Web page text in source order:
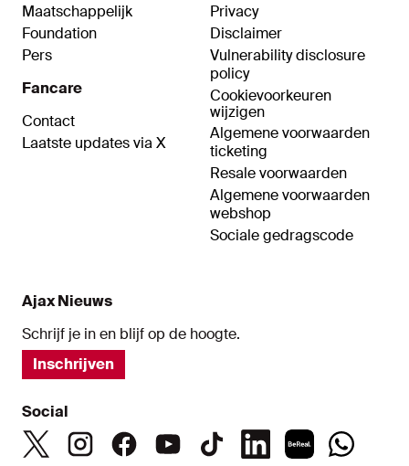
Maatschappelijk
Foundation
Pers
Fancare
Contact
Laatste updates via X
Privacy
Disclaimer
Vulnerability disclosure
policy
Cookievoorkeuren
wijzigen
Algemene voorwaarden
ticketing
Resale voorwaarden
Algemene voorwaarden
webshop
Sociale gedragscode
Ajax Nieuws
Schrijf je in en blijf op de hoogte.
Inschrijven
Social